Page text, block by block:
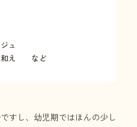
ュ
和え など
すし、幼児期ではほんの少し